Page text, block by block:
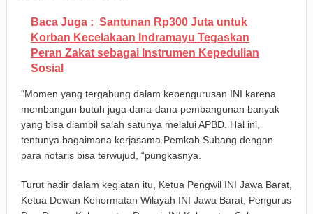
Baca Juga : Santunan Rp300 Juta untuk
Korban Kecelakaan Indramayu Tegaskan
Peran Zakat sebagai Instrumen Kepedulian
Sosial
“Momen yang tergabung dalam kepengurusan INI karena
membangun butuh juga dana-dana pembangunan banyak
yang bisa diambil salah satunya melalui APBD. Hal ini,
tentunya bagaimana kerjasama Pemkab Subang dengan
para notaris bisa terwujud, “pungkasnya.
Turut hadir dalam kegiatan itu, Ketua Pengwil INI Jawa Barat,
Ketua Dewan Kehormatan Wilayah INI Jawa Barat, Pengurus